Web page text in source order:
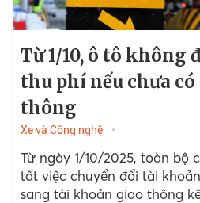
Từ 1/10, ô tô không
thu phí nếu chưa
thông
Xe và Công nghệ
Từ ngày 1/10/2025, toàn bộ
tất việc chuyển đổi tài
sang tài khoản giao thông